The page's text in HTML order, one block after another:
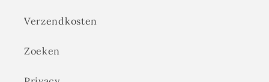
Verzendkosten
Zoeken